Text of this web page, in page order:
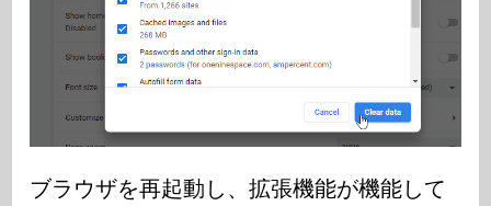
ブラウザを再起動し、拡張機能が機能して